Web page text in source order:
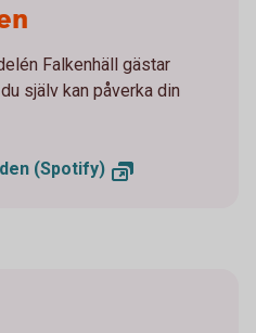
Falkenhäll gästar
själv kan påverka din
(Spotify)